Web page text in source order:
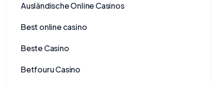
Ausländische Online Casinos
Best online casino
Beste Casino
Betfouru Casino